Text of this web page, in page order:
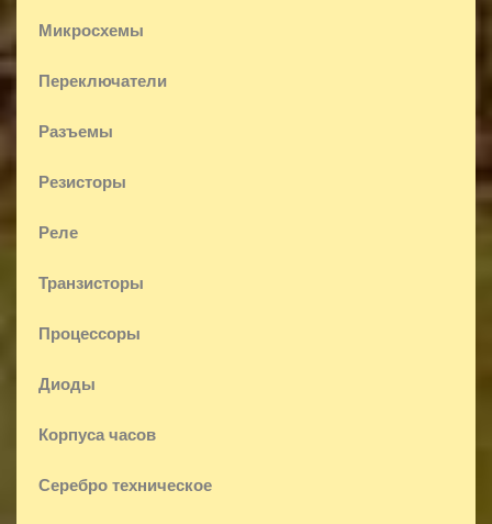
Микросхемы
Переключатели
Разъемы
Резисторы
Реле
Транзисторы
Процессоры
Диоды
Корпуса часов
Серебро техническое